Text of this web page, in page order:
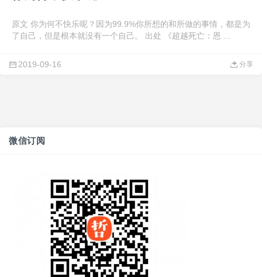
原文 你为何不快乐呢？因为99.9%你所想的和所做的事情，都是为
了自己，但是根本就没有一个自己。 出处 《超越死亡：恩 ...
2019-09-16 分享
微信订阅